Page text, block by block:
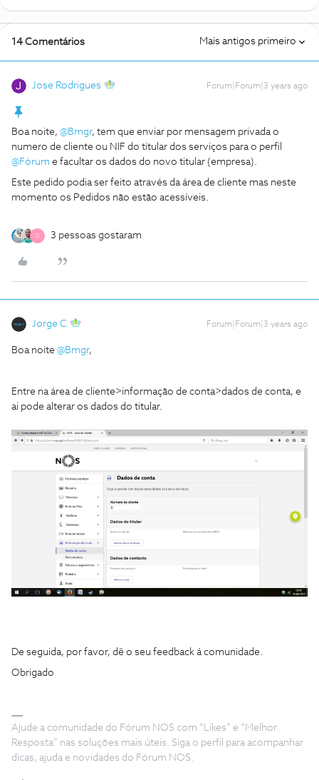
14 Comentários Mais antigos primeiro
Jose Rodrigues Forum|Forum|3 years ago
Boa noite, @Bmgr, tem que enviar por mensagem privada o
numero de cliente ou NIF do titular dos serviços para o perfil
@Fórum e facultar os dados do novo titular (empresa).
Este pedido podia ser feito através da área de cliente mas neste
momento os Pedidos não estão acessíveis.
D 3 pessoas gostaram
Jorge C Forum|Forum|3 years ago
Boa noite @Bmgr,
Entre na área de cliente>informação de conta>dados de conta, e
ai pode alterar os dados do titular.
De seguida, por favor, dê o seu feedback á comunidade.
Obrigado
Ajude a comunidade do Fórum NOS com “Likes” e “Melhor
Resposta” nas soluções mais úteis. Siga o perfil para acompanhar
dicas, ajuda e novidades do Fórum NOS.